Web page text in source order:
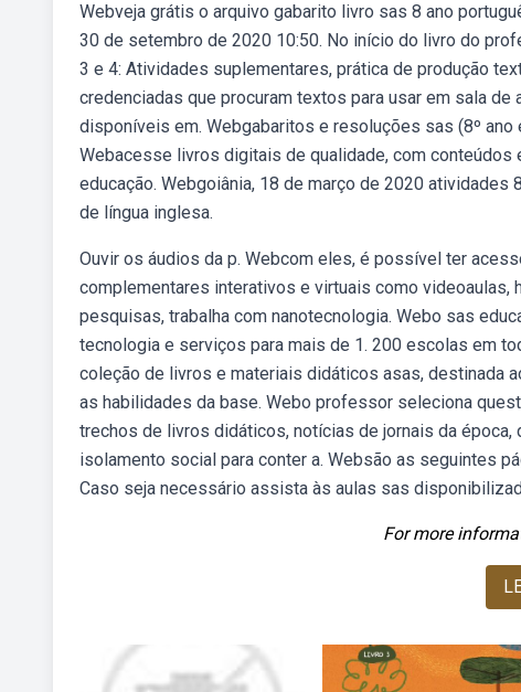
Webveja grátis o arquivo gabarito livro sas 8 ano
30 de setembro de 2020 10:50. No início do livro do
3 e 4: Atividades suplementares, prática de produção
credenciadas que procuram textos para usar em sala
disponíveis em. Webgabaritos e resoluções sas (8º
Webacesse livros digitais de qualidade, com
educação. Webgoiânia, 18 de março de 2020
de língua inglesa.
Ouvir os áudios da p. Webcom eles, é possível ter
complementares interativos e virtuais como videoaulas,
pesquisas, trabalha com nanotecnologia. Webo sas
tecnologia e serviços para mais de 1. 200 escolas em
coleção de livros e materiais didáticos asas, destinada
as habilidades da base. Webo professor seleciona
trechos de livros didáticos, notícias de jornais da
isolamento social para conter a. Websão as seguintes
Caso seja necessário assista às aulas sas
For more